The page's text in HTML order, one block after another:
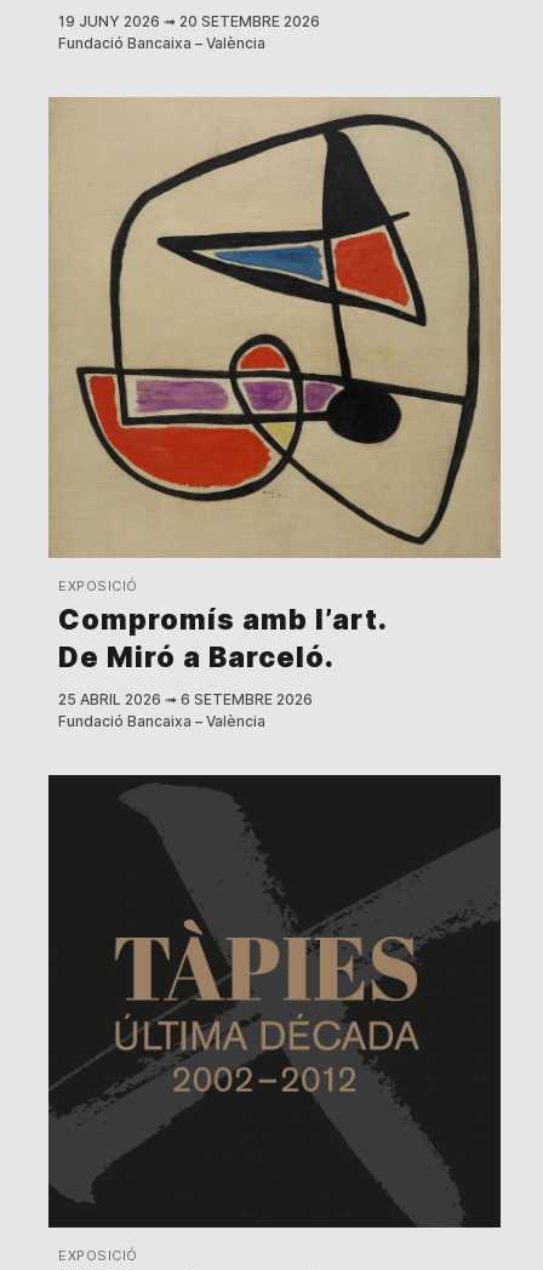
19 JUNY 2026 ➟ 20 SETEMBRE 2026
Fundació Bancaixa – València
EXPOSICIÓ
Compromís amb l’art.
De Miró a Barceló.
25 ABRIL 2026 ➟ 6 SETEMBRE 2026
Fundació Bancaixa – València
EXPOSICIÓ